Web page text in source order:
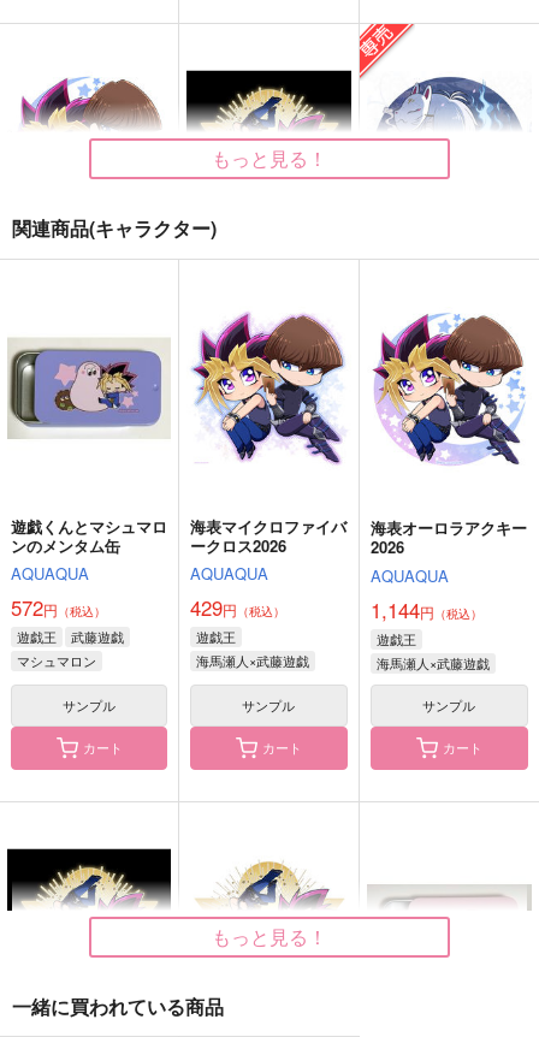
429円（税込）
海馬瀬人×武藤遊戯
円（税込）
海馬瀬人×武藤遊戯
サンプル
海表ポスカ2026A
AQUAQUA
110円（税込）
海馬瀬人×武藤遊戯
海表マイクロファイバ
ークロス2025
AQUAQUA
429円 （税込）
海馬瀬人×武藤遊戯
サンプル
作品詳細
全速前進おまもり
AQUAQUA
858
サンプル
作品詳細
全速前進アクスタ
1,144
海馬瀬人×武藤遊戯
サンプル
作品詳細
AQUAQUA
1,144円 （税込）
遊戯王
海馬瀬人×武藤遊戯
ークロス
AQUAQUA
429円（税込）
遊戯王
闇遊戯×武藤遊戯
ークロスセット
AQUAQUA
専売 858円（税込）
ゲゲゲの鬼太郎
ゲゲ郎
水木
サンプル
AQUAQUA
1,144円（税込）
サンプル
AQUAQUA
572円（税込）
遊戯王
武藤遊戯
429円（税込）
海馬瀬人×武藤遊戯
もっと見る！
関連商品(キャラクター)
遊戯くんとマシュマロ
ンのメンタム缶
AQUAQUA
572円 （税込）
遊戯王
武藤遊戯
マシュマロン
クリボー
サンプル
カート
海表マイクロファイバ
ークロス2026
AQUAQUA
429円 （税込）
遊戯王
海馬瀬人×武藤遊戯
サンプル
カート
海表オーロラアクキー
2026
AQUAQUA
1,144円 （税込）
遊戯王
海馬瀬人×武藤遊戯
サンプル
カート
もっと見る！
一緒に買われている商品